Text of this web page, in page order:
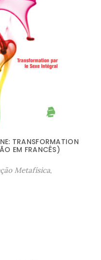
TRANSFORMATION
EM FRANCÊS)
Metafísica,